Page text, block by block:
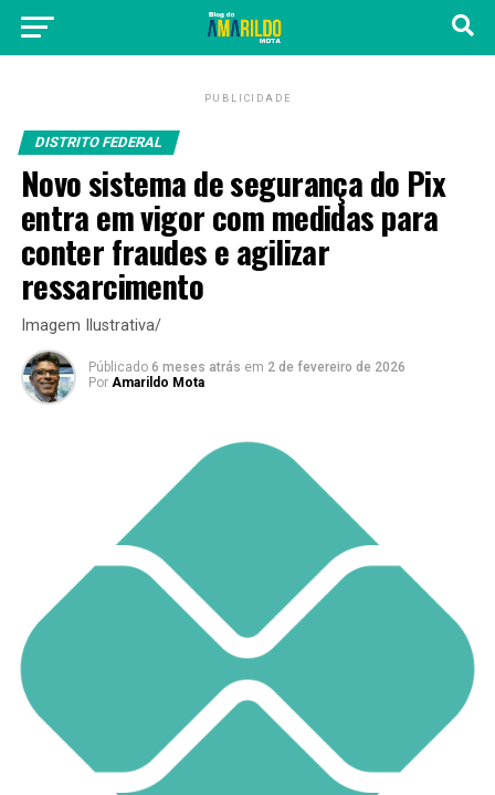
PUBLICIDADE
DISTRITO FEDERAL
Novo sistema de segurança do Pix
entra em vigor com medidas para
conter fraudes e agilizar
ressarcimento
Imagem Ilustrativa/
Públicado 6 meses atrás em 2 de fevereiro de 2026
Por Amarildo Mota